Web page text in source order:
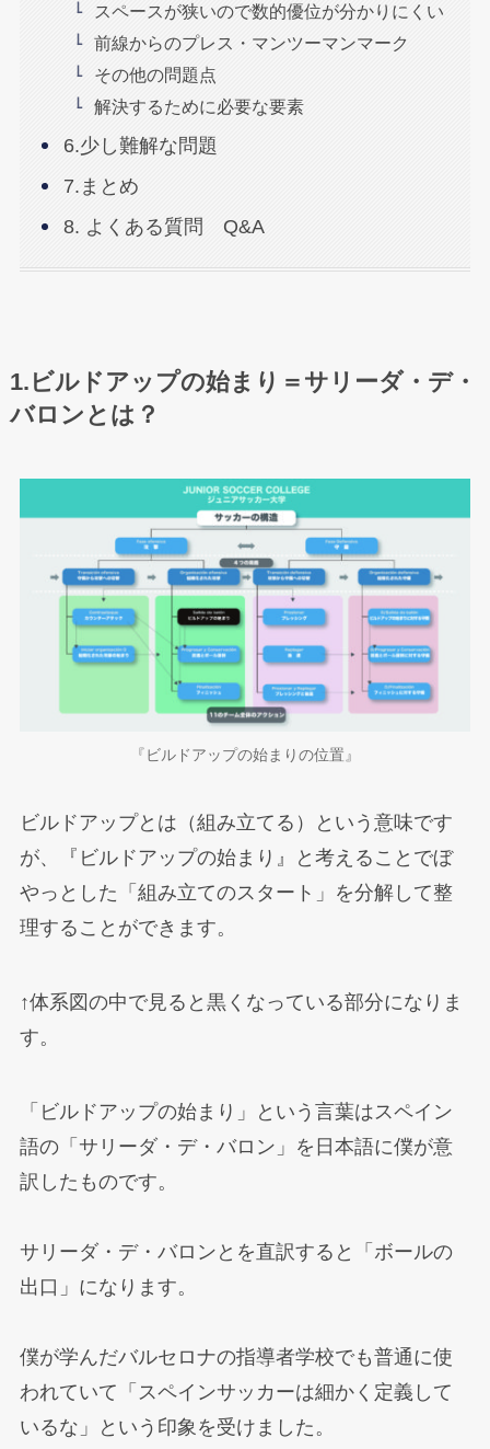
スペースが狭いので数的優位が分かりにくい
前線からのプレス・マンツーマンマーク
その他の問題点
解決するために必要な要素
6.少し難解な問題
7.まとめ
8. よくある質問 Q&A
1.ビルドアップの始まり＝サリーダ・デ・
バロンとは？
『ビルドアップの始まりの位置』
ビルドアップとは（組み立てる）という意味です
が、『ビルドアップの始まり』と考えることでぼ
やっとした「組み立てのスタート」を分解して整
理することができます。
↑体系図の中で見ると黒くなっている部分になりま
す。
「ビルドアップの始まり」という言葉はスペイン
語の「サリーダ・デ・バロン」を日本語に僕が意
訳したものです。
サリーダ・デ・バロンとを直訳すると「ボールの
出口」になります。
僕が学んだバルセロナの指導者学校でも普通に使
われていて「スペインサッカーは細かく定義して
いるな」という印象を受けました。